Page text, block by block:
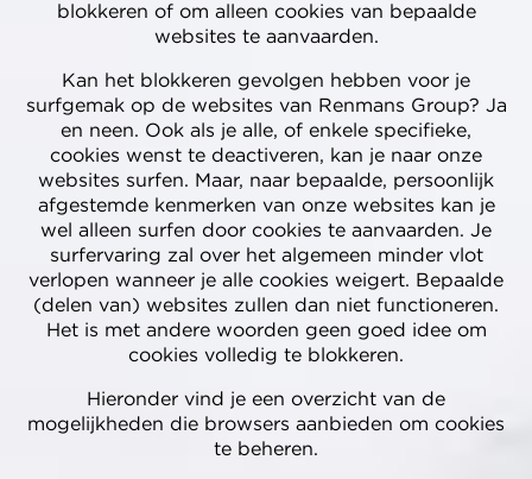
blokkeren of om alleen cookies van bepaalde
websites te aanvaarden.
Kan het blokkeren gevolgen hebben voor je
surfgemak op de websites van Renmans Group? Ja
en neen. Ook als je alle, of enkele specifieke,
cookies wenst te deactiveren, kan je naar onze
websites surfen. Maar, naar bepaalde, persoonlijk
afgestemde kenmerken van onze websites kan je
wel alleen surfen door cookies te aanvaarden. Je
surfervaring zal over het algemeen minder vlot
verlopen wanneer je alle cookies weigert. Bepaalde
(delen van) websites zullen dan niet functioneren.
Het is met andere woorden geen goed idee om
cookies volledig te blokkeren.
Hieronder vind je een overzicht van de
mogelijkheden die browsers aanbieden om cookies
te beheren.